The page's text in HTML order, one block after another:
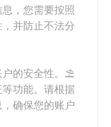
，您需要按照
并防止不法分
户的安全性。⛱
功能。请根据
确保您的账户